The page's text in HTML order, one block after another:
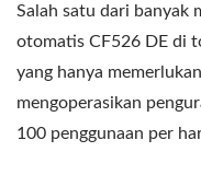
Salah satu dari banyak
otomatis CF526 DE di
yang hanya
mengoperasikan
100 penggunaan per